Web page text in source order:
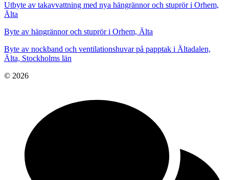
Utbyte av takavvattning med nya hängrännor och stuprör i Orhem,
Älta
Byte av hängrännor och stuprör i Orhem, Älta
Byte av nockband och ventilationshuvar på papptak i Ältadalen,
Älta, Stockholms län
© 2026